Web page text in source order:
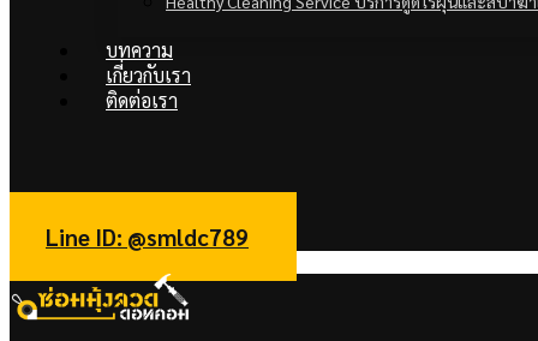
บทความ
เกี่ยวกับเรา
ติดต่อเรา
facebook Line
Line ID: @smldc789